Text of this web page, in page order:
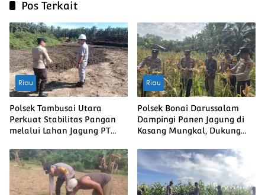
Pos Terkait
Riau
Polsek Tambusai Utara
Perkuat Stabilitas Pangan
melalui Lahan Jagung PT
Ketahanan Pangan Nasional
Riau
Polsek Bonai Darussalam
Dampingi Panen Jagung di
Kasang Mungkal, Dukung
Nasional